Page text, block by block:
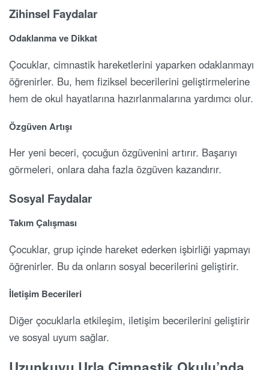
Zihinsel Faydalar
Odaklanma ve Dikkat
Çocuklar, cimnastik hareketlerini yaparken odaklanmayı
öğrenirler. Bu, hem fiziksel becerilerini geliştirmelerine
hem de okul hayatlarına hazırlanmalarına yardımcı olur.
Özgüven Artışı
Her yeni beceri, çocuğun özgüvenini artırır. Başarıyı
görmeleri, onlara daha fazla özgüven kazandırır.
Sosyal Faydalar
Takım Çalışması
Çocuklar, grup içinde hareket ederken işbirliği yapmayı
öğrenirler. Bu da onların sosyal becerilerini geliştirir.
İletişim Becerileri
Diğer çocuklarla etkileşim, iletişim becerilerini geliştirir
ve sosyal uyum sağlar.